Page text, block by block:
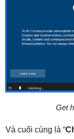
Get
Và cuối cùng là “